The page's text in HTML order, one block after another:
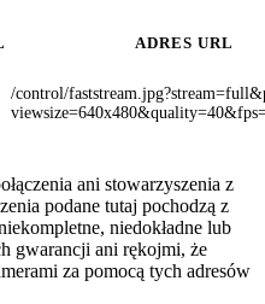
ADRES URL
/control/
ani stowarzyszenia z
podane tutaj pochodzą z
niedokładne lub
gwarancji ani rękojmi, że
za pomocą tych adresów